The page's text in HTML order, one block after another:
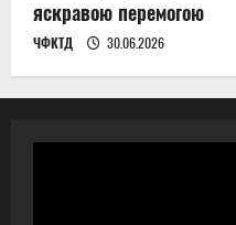
яскравою перемогою
ЧФКТД 30.06.2026